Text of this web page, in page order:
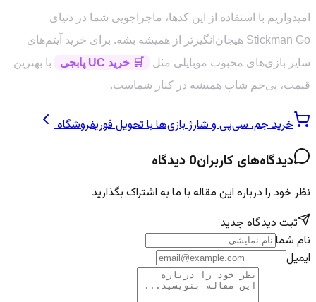
امیدواریم با استفاده از این کدها، ماجراجویی شما در دنیای
Stickman Go هیجان‌انگیزتر از همیشه بشه. برای خرید آیتم‌های
سایر بازی‌های محبوب موبایلی مثل
🛒 خرید UC پابجی
با بهترین
قیمت، پی‌جم شاپ همیشه در کنار شماست.
خرید جم، سی‌پی و شارژ بازی‌ها با تحویل فوریفروشگاه
دیدگاه‌های کاربران0 دیدگاه
نظر خود را درباره این مقاله با ما به اشتراک بگذارید
ثبت دیدگاه جدید
نام شما
ایمیل